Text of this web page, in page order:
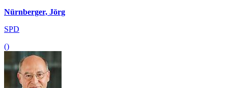
Nürnberger, Jörg
SPD
()